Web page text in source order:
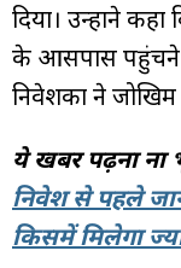
दिया। उन्होंने
के आसपास पहुंचने
निवेशकों ने
ये खबर पढ़ना
निवेश से पहले
किसमें मिलेगा